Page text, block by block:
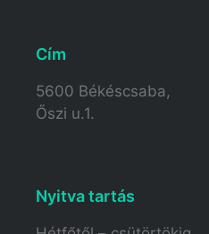
Cím
5600 Békéscsaba,
Őszi u.1.
Nyitva tartás​